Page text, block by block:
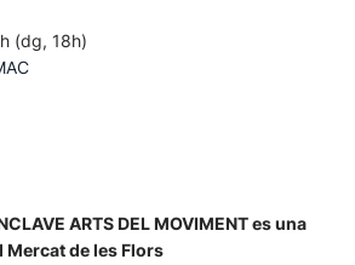
(dg, 18h)
ARTS DEL MOVIMENT es una
Mercat de les Flors